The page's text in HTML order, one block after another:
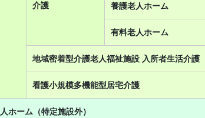
介護
養護老人ホーム
有料老人ホーム
地域密着型介護老人福祉施設 入所者生活介護
看護小規模多機能型居宅介護
ホーム（特定施設外）